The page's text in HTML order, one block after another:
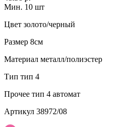
Мин. 10 шт
Цвет золото/черный
Размер 8см
Материал металл/полиэстер
Тип тип 4
Прочее тип 4 автомат
Артикул 38972/08